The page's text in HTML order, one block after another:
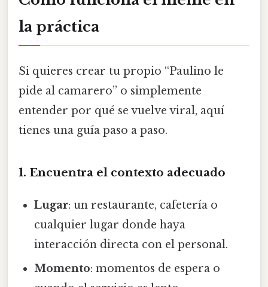
la práctica
Si quieres crear tu propio “Paulino le
pide al camarero” o simplemente
entender por qué se vuelve viral, aquí
tienes una guía paso a paso.
1. Encuentra el contexto adecuado
Lugar: un restaurante, cafetería o
cualquier lugar donde haya
interacción directa con el personal.
Momento: momentos de espera o